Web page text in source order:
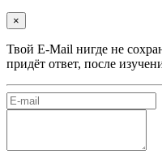
×
Твой E-Mail нигде не
придёт ответ, после